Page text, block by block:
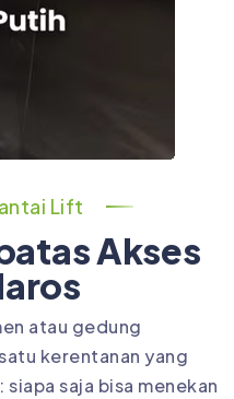
Lift
Akses
atau gedung
kerentanan yang
saja bisa menekan